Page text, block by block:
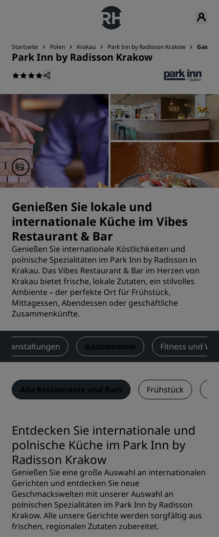
Startseite Polen Krakau Park Inn by Radisson Krakow
Park Inn by Radisson Krakow
Genießen Sie lokale und
internationale Küche im Vibes
Restaurant & Bar
Genießen Sie internationale Köstlichkeiten und
polnische Spezialitäten im Park Inn by Radisson in
Krakau. Das Vibes Restaurant & Bar im Herzen von
Krakau bietet frische, lokale Zutaten, ein stilvolles
Ambiente – der perfekte Ort für Frühstück,
Mittagessen, Abendessen oder geschäftliche
Zusammenkünfte.
Gastronomie Fitness und
Alle Restaurants und Bars Frühstück
Entdecken Sie internationale und
polnische Küche im Park Inn by
Radisson Krakow
Genießen Sie eine große Auswahl an internationalen
Gerichten und entdecken Sie neue
Geschmackswelten mit unserer Auswahl an
polnischen Spezialitäten im Park Inn by Radisson
Krakow. Alle unsere Gerichte werden sorgfältig aus
frischen, regionalen Zutaten zubereitet.